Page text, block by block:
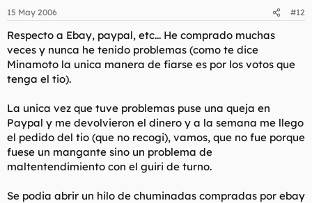
15 May 2006 #12
Respecto a Ebay, paypal, etc... He comprado muchas
veces y nunca he tenido problemas (como te dice
Minamoto la unica manera de fiarse es por los votos que
tenga el tio).
La unica vez que tuve problemas puse una queja en
Paypal y me devolvieron el dinero y a la semana me llego
el pedido del tio (que no recogi), vamos, que no fue porque
fuese un mangante sino un problema de
maltentendimiento con el guiri de turno.
Se podia abrir un hilo de chuminadas compradas por ebay